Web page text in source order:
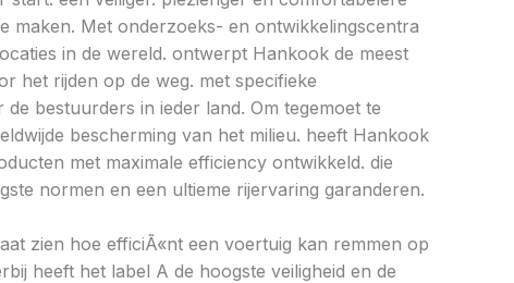
maken. Met onderzoeks- en ontwikkelingscentra
in de wereld. ontwerpt Hankook de meest
het rijden op de weg. met specifieke
bestuurders in ieder land. Om tegemoet te
bescherming van het milieu. heeft Hankook
met maximale efficiency ontwikkeld. die
normen en een ultieme rijervaring garanderen.
zien hoe efficiÃ«nt een voertuig kan remmen op
heeft het label A de hoogste veiligheid en de